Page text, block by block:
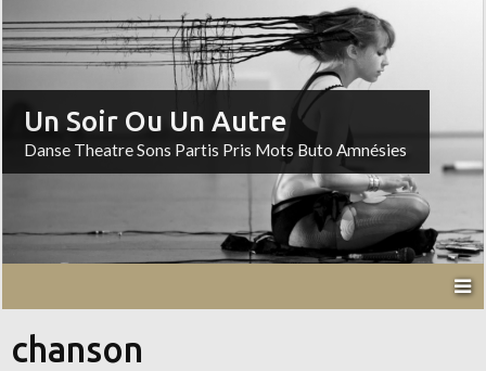
Un Soir Ou Un Autre
Danse Theatre Sons Partis Pris Mots Buto Amnésies
chanson